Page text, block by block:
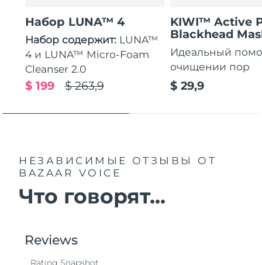
Набор LUNA™ 4
Набор содержит: LUNA™
4 и LUNA™ Micro-Foam
Cleanser 2.0
$ 263,9
$ 199
KIWI™ Active
Blackhead
Идеальный
очищении пор
$ 29,9
НЕЗАВИСИМЫЕ ОТЗЫВЫ
ОТ
BAZAAR VOICE
Что говорят...